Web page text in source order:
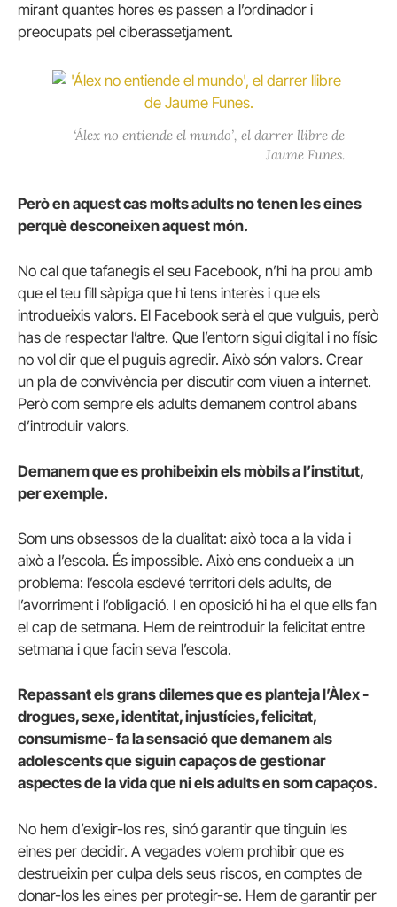
mirant quantes hores es passen a l’ordinador i
preocupats pel ciberassetjament.
‘Álex no entiende el mundo’, el darrer llibre de
Jaume Funes.
Però en aquest cas molts adults no tenen les eines
perquè desconeixen aquest món.
No cal que tafanegis el seu Facebook, n’hi ha prou amb
que el teu fill sàpiga que hi tens interès i que els
introdueixis valors. El Facebook serà el que vulguis, però
has de respectar l’altre. Que l’entorn sigui digital i no físic
no vol dir que el puguis agredir. Això són valors. Crear
un pla de convivència per discutir com viuen a internet.
Però com sempre els adults demanem control abans
d’introduir valors.
Demanem que es prohibeixin els mòbils a l’institut,
per exemple.
Som uns obsessos de la dualitat: això toca a la vida i
això a l’escola. És impossible. Això ens condueix a un
problema: l’escola esdevé territori dels adults, de
l’avorriment i l’obligació. I en oposició hi ha el que ells fan
el cap de setmana. Hem de reintroduir la felicitat entre
setmana i que facin seva l’escola.
Repassant els grans dilemes que es planteja l’Àlex -
drogues, sexe, identitat, injustícies, felicitat,
consumisme- fa la sensació que demanem als
adolescents que siguin capaços de gestionar
aspectes de la vida que ni els adults en som capaços.
No hem d’exigir-los res, sinó garantir que tinguin les
eines per decidir. A vegades volem prohibir que es
destrueixin per culpa dels seus riscos, en comptes de
donar-los les eines per protegir-se. Hem de garantir per